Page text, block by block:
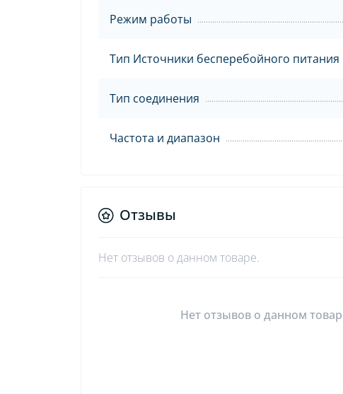
Режим работы
Тип Источники бесперебойного питания
Тип соединения
Частота и диапазон
Отзывы
Нет отзывов о данном товаре.
Нет отзывов о данном